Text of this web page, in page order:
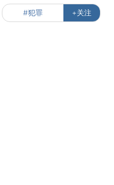
#犯罪 +关注